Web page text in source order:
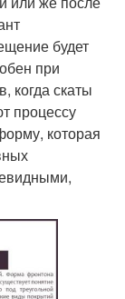
будет
при
когда скаты
процессу
которая